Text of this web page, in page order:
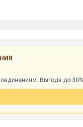
Выгода до